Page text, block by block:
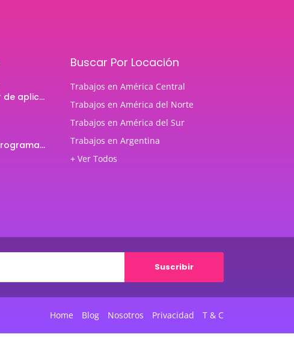
Programador de aplicaciones Android
Profesor de Programación Java
Buscar Por Locación
Trabajos en América Central
Trabajos en América del Norte
Trabajos en América del Sur
Trabajos en Argentina
+ Ver Todos
Suscribir
Home Blog Nosotros Privacidad T & C